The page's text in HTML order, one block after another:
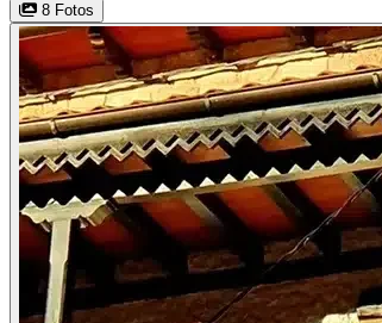
8 Fotos